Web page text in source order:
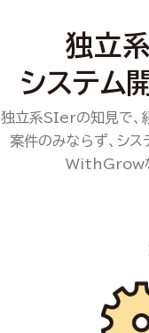
独立
システム
独立系SIerの知見で、
案件のみならず、シス
WithGrowな